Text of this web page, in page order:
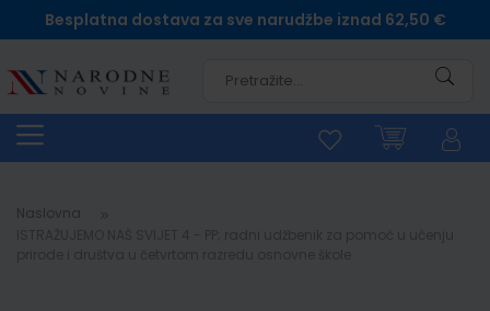
Besplatna dostava za sve narudžbe iznad 62,50 €
Naslovna